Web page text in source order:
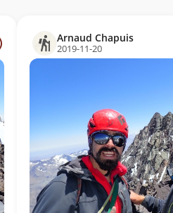
Arnaud Chapuis
2019-11-20